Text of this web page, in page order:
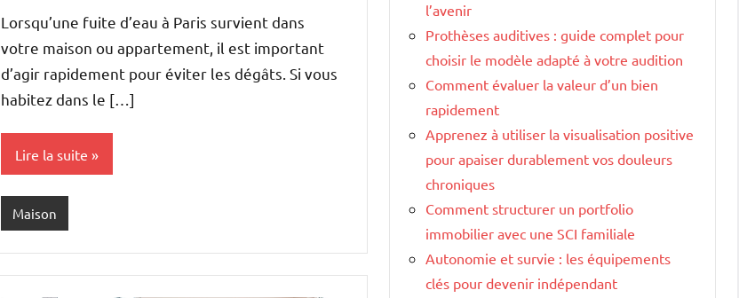
Lorsqu’une fuite d’eau à Paris survient dans
votre maison ou appartement, il est important
d’agir rapidement pour éviter les dégâts. Si vous
habitez dans le […]
Lire la suite
Maison
l’avenir
Prothèses auditives : guide complet pour
choisir le modèle adapté à votre audition
Comment évaluer la valeur d’un bien
rapidement
Apprenez à utiliser la visualisation positive
pour apaiser durablement vos douleurs
chroniques
Comment structurer un portfolio
immobilier avec une SCI familiale
Autonomie et survie : les équipements
clés pour devenir indépendant